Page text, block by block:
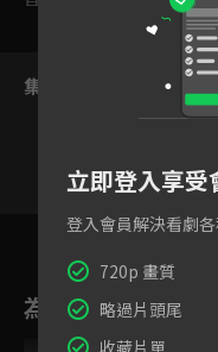
集數列表
144 145
為您推薦
立即登入享受
登入會員解決看劇
720p 畫質
略過片頭尾
收藏片單